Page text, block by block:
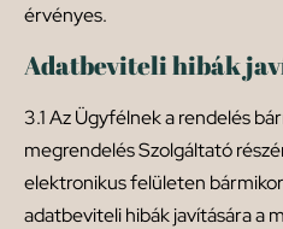
érvényes.
Adatbeviteli hibák
3.1 Az Ügyfélnek a rendelés
megrendelés Szolgáltató
elektronikus felületen
adatbeviteli hibák javítására a